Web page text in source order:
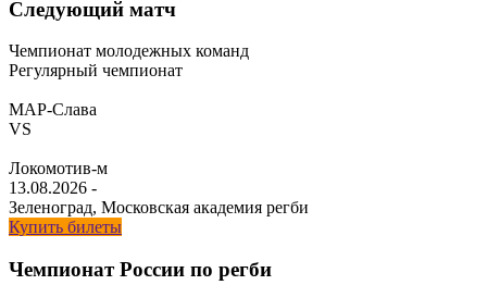
Следующий матч
Чемпионат молодежных команд
Регулярный чемпионат
МАР-Слава
VS
Локомотив-м
13.08.2026 -
Зеленоград, Московская академия регби
Купить билеты
Чемпионат России по регби